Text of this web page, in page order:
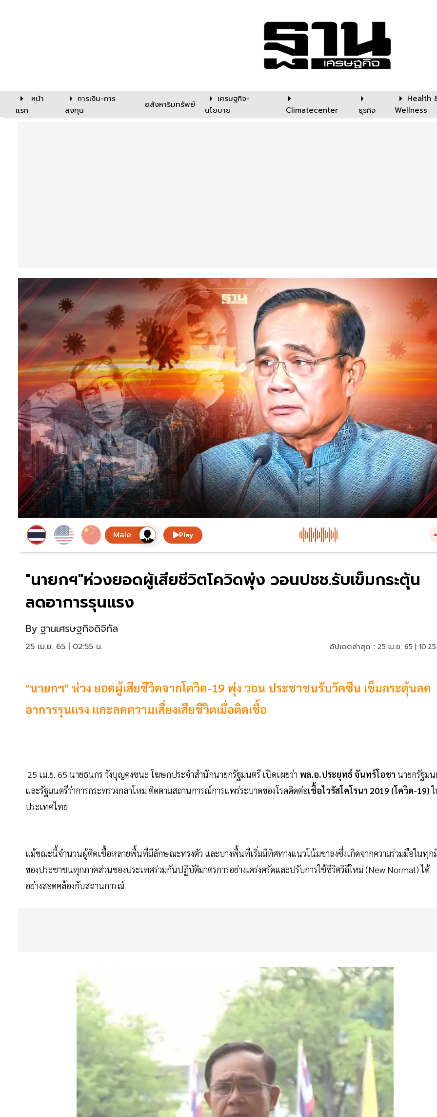
หน้า
แรก
การเงิน-การ
ลงทุน
อสังหาริมทรัพย์
เศรษฐกิจ-
นโยบาย
Climatecenter ธุรกิจ
Health
Wellness
Play
"นายกฯ"ห่วงยอดผู้เสียชีวิตโควิดพุ่ง วอนปชช.รับเข็มกระตุ้น
ลดอาการรุนแรง
By ฐานเศรษฐกิจดิจิทัล
25 เม.ย. 65 | 02:55 น. อัปเดตล่าสุด : 25 เม.ย. 65 |
"นายกฯ" ห่วง ยอดผู้เสียชีวิตจากโควิด-19 พุ่ง วอน ประชาชนรับวัคซีน เข็มกระตุ้นลด
อาการรุนแรง และลดความเสี่ยงเสียชีวิตเมื่อติดเชื้อ
25 เม.ย. 65 นายธนกร วังบุญคงชนะ โฆษกประจำสำนักนายกรัฐมนตรี เปิดเผยว่า พล.อ.ประยุทธ์ จันทร์โอชา นายกรัฐมน
และรัฐมนตรีว่าการกระทรวงกลาโหม ติดตามสถานการณ์การแพร่ระบาดของโรคติดต่อเชื้อไวรัสโคโรนา 2019 (โควิด-19)
ประเทศไทย
แม้ขณะนี้จำนวนผู้ติดเชื้อหลายพื้นที่มีลักษณะทรงตัว และบางพื้นที่เริ่มมีทิศทางแนวโน้มขาลงซึ่งเกิดจากความร่วมมือในทุก
ของประชาชนทุกภาคส่วนของประเทศร่วมกันปฏิบัติมาตรการอย่างเคร่งครัดและปรับการใช้ชีวิตวิถีใหม่ (New Normal) ได้
อย่างสอดคล้องกับสถานการณ์